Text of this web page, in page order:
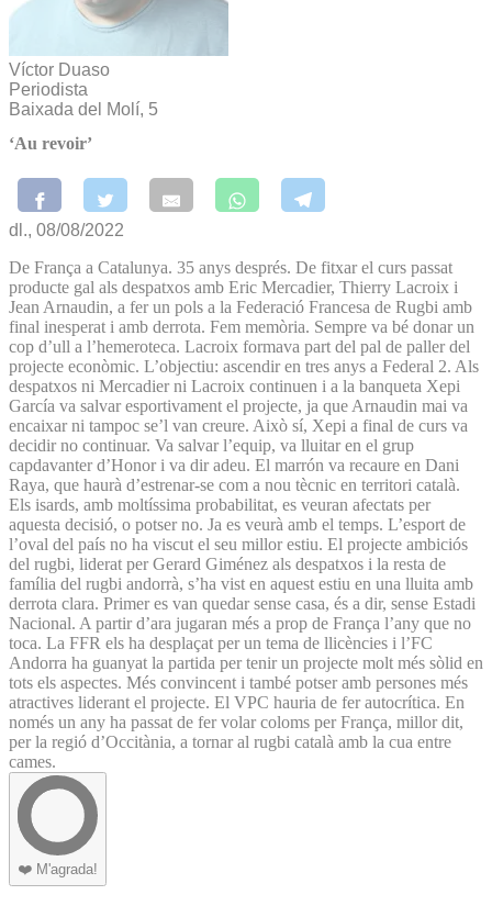
Víctor Duaso
Periodista
Baixada del Molí, 5
‘Au revoir’
dl., 08/08/2022
De França a Catalunya. 35 anys després. De fitxar el curs passat
producte gal als despatxos amb Eric Mercadier, Thierry Lacroix i
Jean Arnaudin, a fer un pols a la Federació Francesa de Rugbi amb
final inesperat i amb derrota. Fem memòria. Sempre va bé donar un
cop d’ull a l’hemeroteca. Lacroix formava part del pal de paller del
projecte econòmic. L’objectiu: ascendir en tres anys a Federal 2. Als
despatxos ni Mercadier ni Lacroix continuen i a la banqueta Xepi
García va salvar esportivament el projecte, ja que Arnaudin mai va
encaixar ni tampoc se’l van creure. Això sí, Xepi a final de curs va
decidir no continuar. Va salvar l’equip, va lluitar en el grup
capdavanter d’Honor i va dir adeu. El marrón va recaure en Dani
Raya, que haurà d’estrenar-se com a nou tècnic en territori català.
Els isards, amb moltíssima probabilitat, es veuran afectats per
aquesta decisió, o potser no. Ja es veurà amb el temps. L’esport de
l’oval del país no ha viscut el seu millor estiu. El projecte ambiciós
del rugbi, liderat per Gerard Giménez als despatxos i la resta de
família del rugbi andorrà, s’ha vist en aquest estiu en una lluita amb
derrota clara. Primer es van quedar sense casa, és a dir, sense Estadi
Nacional. A partir d’ara jugaran més a prop de França l’any que no
toca. La FFR els ha desplaçat per un tema de llicències i l’FC
Andorra ha guanyat la partida per tenir un projecte molt més sòlid en
tots els aspectes. Més convincent i també potser amb persones més
atractives liderant el projecte. El VPC hauria de fer autocrítica. En
només un any ha passat de fer volar coloms per França, millor dit,
per la regió d’Occitània, a tornar al rugbi català amb la cua entre
cames.
❤️ M'agrada!